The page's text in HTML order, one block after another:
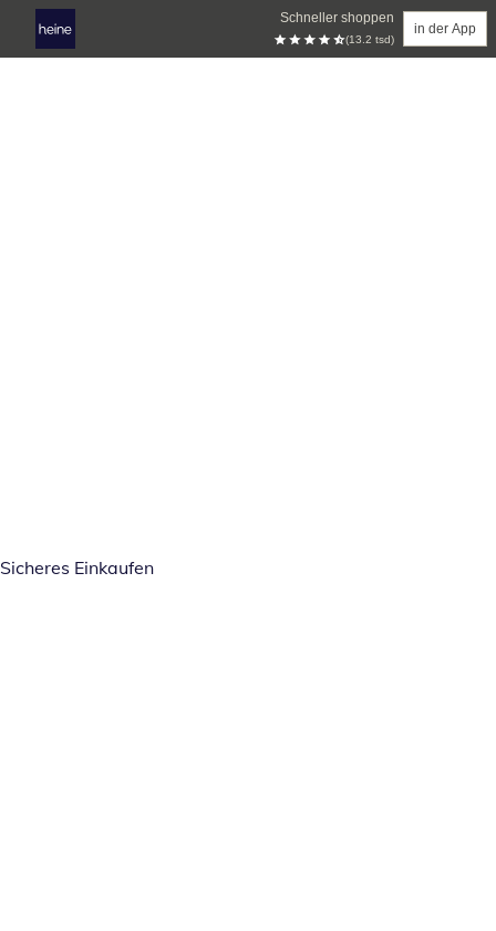
Schneller shoppen
(13.2 tsd)
in der App
Sicheres Einkaufen